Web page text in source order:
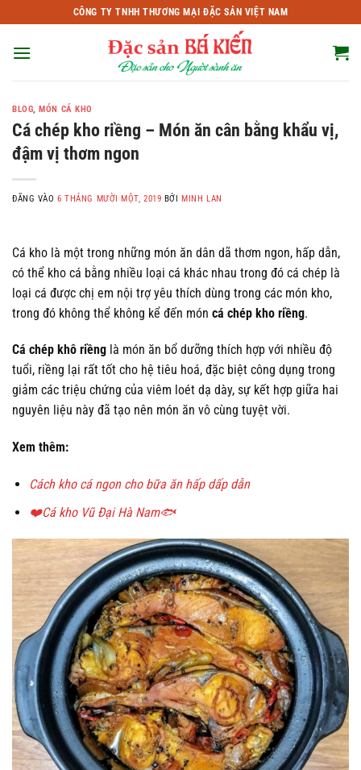
qua
nội
CÔNG TY TNHH THƯƠNG MẠI ĐẶC SẢN VIỆT NAM
BLOG,MÓN CÁ KHO
Cá chép kho riềng – Món ăn cân bằng khẩu vị,
đậm vị thơm ngon
ĐĂNG VÀO6 THÁNG MƯỜI MỘT, 2019 BỞIMINH LAN
Cá kho là một trong những món ăn dân dã thơm ngon, hấp dẫn,
có thể kho cá bằng nhiều loại cá khác nhau trong đó cá chép là
loại cá được chị em nội trợ yêu thích dùng trong các món kho,
trong đó không thể không kể đến món cá chép kho riềng.
Cá chép khô riềng là món ăn bổ dưỡng thích hợp với nhiều độ
tuổi, riềng lại rất tốt cho hệ tiêu hoá, đặc biệt công dụng trong
giảm các triệu chứng của viêm loét dạ dày, sự kết hợp giữa hai
nguyên liệu này đã tạo nên món ăn vô cùng tuyệt vời.
Xem thêm:
Cách kho cá ngon cho bữa ăn hấp dấp dẫn
❤️Cá kho Vũ Đại Hà Nam🐟